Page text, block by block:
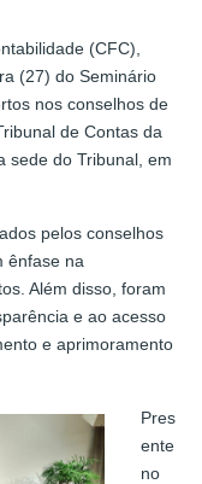
(CFC),
(27) do Seminário
nos conselhos de
de Contas da
sede do Tribunal, em
pelos conselhos
ênfase na
Além disso, foram
e ao acesso
e aprimoramento
Pres
ente
no